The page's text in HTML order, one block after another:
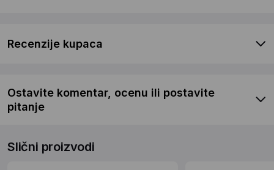
Recenzije kupaca
Ostavite komentar, ocenu ili postavite
pitanje
Slični proizvodi